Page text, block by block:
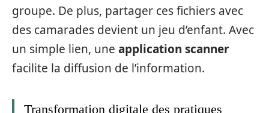
groupe. De plus, partager ces fichiers avec
des camarades devient un jeu d’enfant. Avec
un simple lien, une application scanner
facilite la diffusion de l’information.
Transformation digitale des pratiques